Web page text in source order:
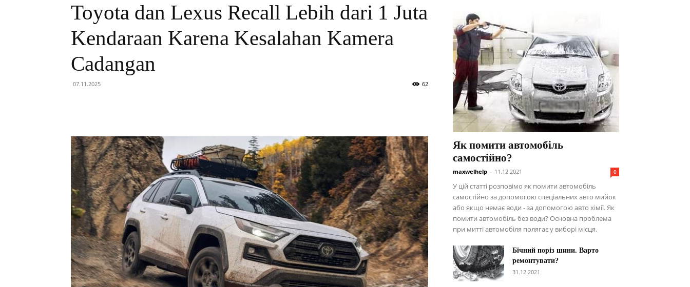
Toyota dan Lexus Recall Lebih dari 1 Juta
Kendaraan Karena Kesalahan Kamera
Cadangan
07.11.2025 62
Як помити автомобіль
самостійно?
maxwelhelp - 11.12.2021 0
У цій статті розповімо як помити автомобіль
самостійно за допомогою спеціальних авто мийок
або якщо немає води - за допомогою авто хімії. Як
помити автомобіль без води? Основна проблема
при митті автомобіля полягає у виборі місця.
Бічний поріз шини. Варто
ремонтувати?
31.12.2021